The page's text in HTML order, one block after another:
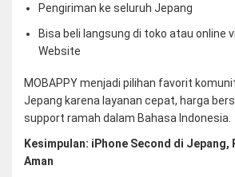
Pengiriman ke seluruh Jepang
Bisa beli langsung di toko atau online
Website
MOBAPPY menjadi pilihan favorit
Jepang karena layanan cepat, harga
support ramah dalam Bahasa Indonesia.
Kesimpulan: iPhone Second di Jepang,
Aman